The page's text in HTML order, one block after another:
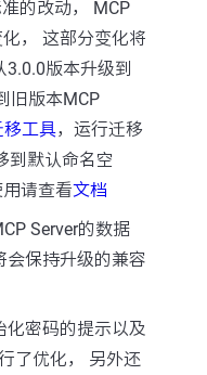
的改动， MCP
， 这部分变化将
版本升级到
旧版本MCP
移工具，运行迁移
到默认命名空
请查看文档
Server的数据
会保持升级的兼容
化密码的提示以及
了优化， 另外还